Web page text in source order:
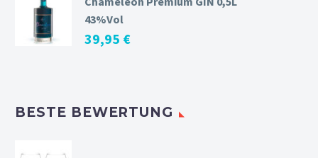
43%Vol
39,95 €
BESTE BEWERTUNG